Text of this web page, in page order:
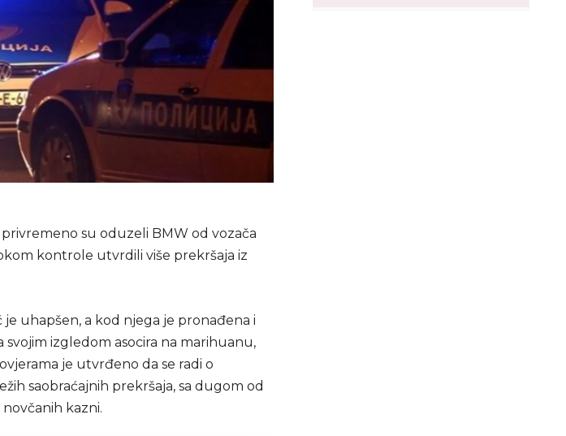
su oduzeli BMW od vozača
kontrole utvrdili više prekršaja iz
je uhapšen, a kod njega je pronađena i
izgledom asocira na marihuanu,
je utvrđeno da se radi o
saobraćajnih prekršaja, sa dugom od
kazni.